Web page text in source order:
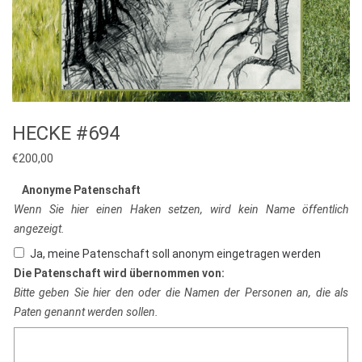
HECKE #694
€200,00
Anonyme Patenschaft
Wenn Sie hier einen Haken setzen, wird kein Name öffentlich
angezeigt.
Ja, meine Patenschaft soll anonym eingetragen werden
Die Patenschaft wird übernommen von:
Bitte geben Sie hier den oder die Namen der Personen an, die als
Paten genannt werden sollen.